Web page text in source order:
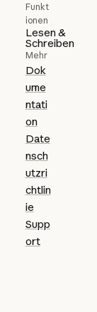
Funkt
ionen
Lesen &
Schreiben
Mehr
Dok
ume
ntati
on
Date
nsch
utzri
chtlin
ie
Supp
ort